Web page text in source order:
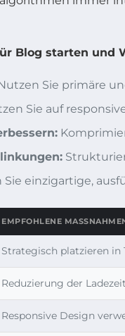
Blog starten und
Sie primäre
Sie auf
Sie einzigartige,
EMPFOHLENE MASSNAHMEN
Strategisch platzieren in
Reduzierung der
Responsive Design